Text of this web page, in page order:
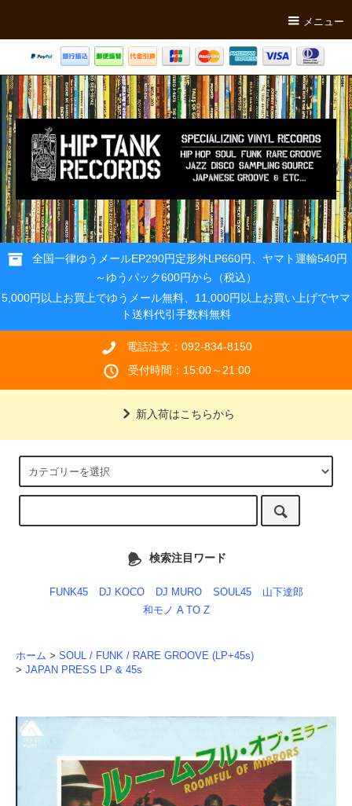
メニュー
全国一律ゆうメールEP290円定形外LP660円、ヤマト運輸540円
～ゆうパック600円から（税込）
5,000円以上お買上でゆうメール無料、11,000円以上お買い上げでヤマ
ト送料代引手数料無料
電話注文：092-834-8150
受付時間：15:00～21:00
新入荷はこちらから
検索注目ワード
FUNK45 DJ KOCO DJ MURO SOUL45
山下達郎
和モノ A TO Z
ホーム > SOUL / FUNK / RARE GROOVE (LP+45s)
> JAPAN PRESS LP & 45s